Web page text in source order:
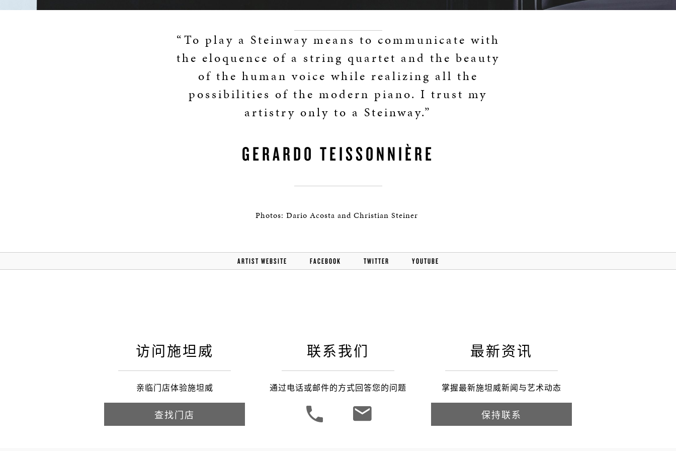
“To play a Steinway means to communicate with
the eloquence of a string quartet and the beauty
of the human voice while realizing all the
possibilities of the modern piano. I trust my
artistry only to a Steinway.”
GERARDO TEISSONNIÈRE
Photos: Dario Acosta and Christian Steiner
ARTIST WEBSITE FACEBOOK TWITTER YOUTUBE
访问施坦威
亲临门店体验施坦威
查找门店
联系我们
通过电话或邮件的方式回答您的问题
最新资讯
掌握最新施坦威新闻与艺术动态
保持联系